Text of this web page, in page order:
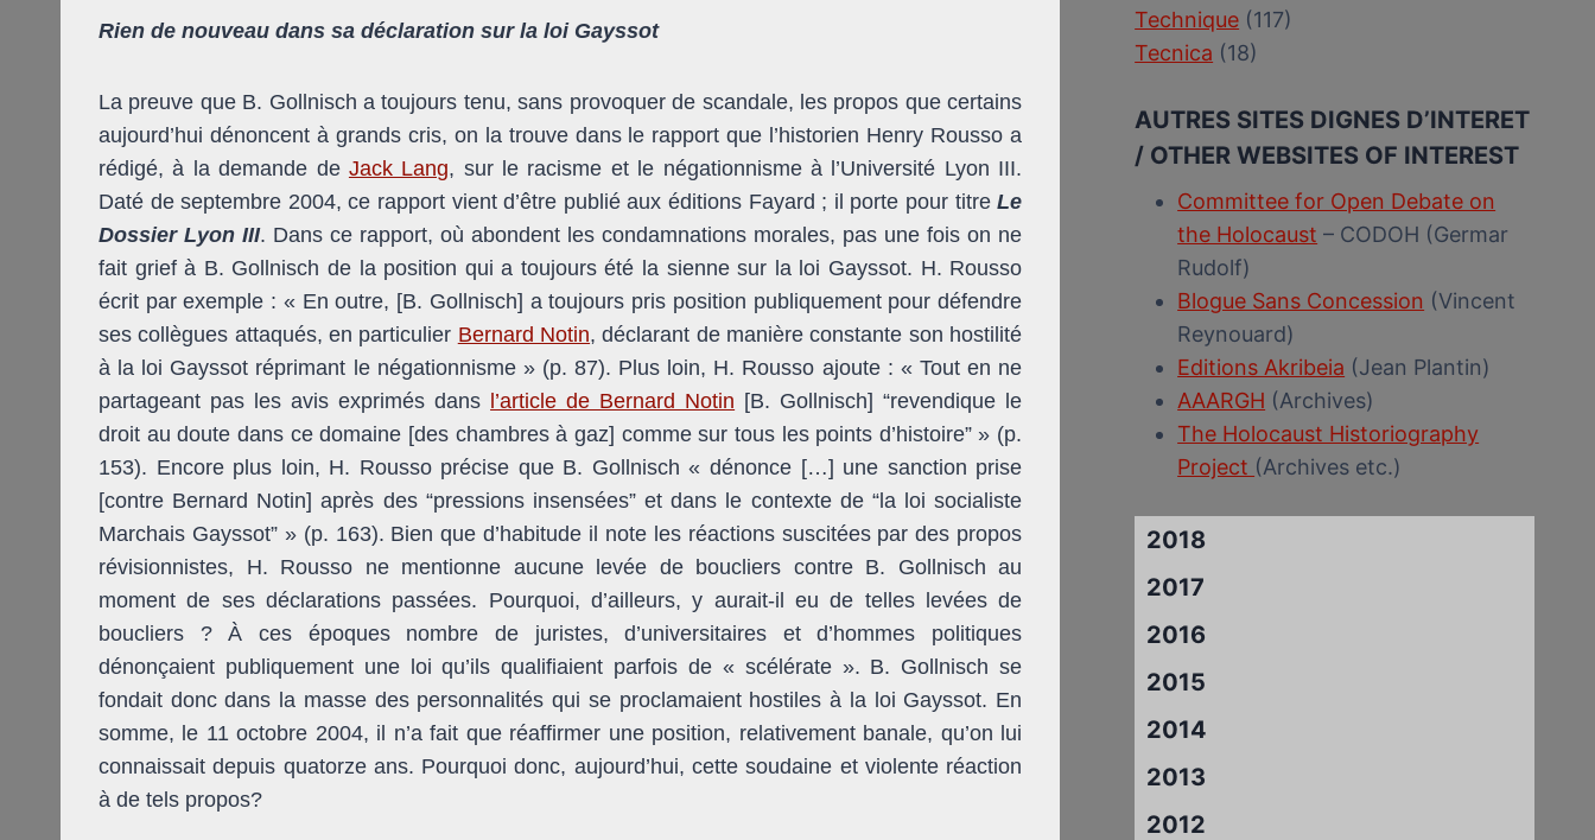
Rien de nouveau dans sa déclaration sur la loi Gayssot
La preuve que B. Gollnisch a toujours tenu, sans provoquer de scandale, les propos que certains
aujourd’hui dénoncent à grands cris, on la trouve dans le rapport que l’historien Henry Rousso a
rédigé, à la demande de Jack Lang, sur le racisme et le négationnisme à l’Université Lyon III.
Daté de septembre 2004, ce rapport vient d’être publié aux éditions Fayard ; il porte pour titreLe
Dossier Lyon III. Dans ce rapport, où abondent les condamnations morales, pas une fois on ne
fait grief à B. Gollnisch de la position qui a toujours été la sienne sur la loi Gayssot. H. Rousso
écrit par exemple : « En outre, [B. Gollnisch] a toujours pris position publiquement pour défendre
ses collègues attaqués, en particulier Bernard Notin, déclarant de manière constante son hostilité
à la loi Gayssot réprimant le négationnisme » (p. 87). Plus loin, H. Rousso ajoute : « Tout en ne
partageant pas les avis exprimés dans l’article de Bernard Notin [B. Gollnisch] “revendique le
droit au doute dans ce domaine [des chambres à gaz] comme sur tous les points d’histoire” » (p.
153). Encore plus loin, H. Rousso précise que B. Gollnisch « dénonce […] une sanction prise
[contre Bernard Notin] après des “pressions insensées” et dans le contexte de “la loi socialiste
Marchais Gayssot” » (p. 163). Bien que d’habitude il note les réactions suscitées par des propos
révisionnistes, H. Rousso ne mentionne aucune levée de boucliers contre B. Gollnisch au
moment de ses déclarations passées. Pourquoi, d’ailleurs, y aurait-il eu de telles levées de
boucliers ? À ces époques nombre de juristes, d’universitaires et d’hommes politiques
dénonçaient publiquement une loi qu’ils qualifiaient parfois de « scélérate ». B. Gollnisch se
fondait donc dans la masse des personnalités qui se proclamaient hostiles à la loi Gayssot. En
somme, le 11 octobre 2004, il n’a fait que réaffirmer une position, relativement banale, qu’on lui
connaissait depuis quatorze ans. Pourquoi donc, aujourd’hui, cette soudaine et violente réaction
à de tels propos?
Technique (117)
Tecnica (18)
AUTRES SITES DIGNES D’INTERET
/ OTHER WEBSITES OF INTEREST
Committee for Open Debate on
the Holocaust – CODOH (Germar
Rudolf)
Blogue Sans Concession (Vincent
Reynouard)
Editions Akribeia (Jean Plantin)
AAARGH (Archives)
The Holocaust Historiography
Project (Archives etc.)
2018
2017
2016
2015
2014
2013
2012